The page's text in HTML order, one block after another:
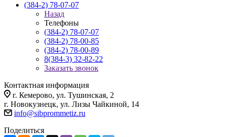
(384-2) 78-07-07
Назад
Телефоны
(384-2) 78-07-07
(384-2) 78-00-85
(384-2) 78-00-89
8(384-3) 32-82-22
Заказать звонок
Контактная информация
г. Кемерово, ул. Тушинская, 2
г. Новокузнецк, ул. Лизы Чайкиной, 14
info@sibprommetiz.ru
Поделиться